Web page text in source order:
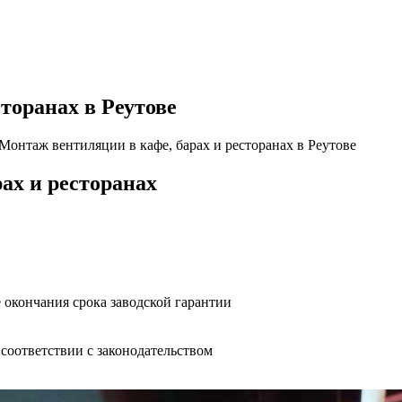
в Реутове
вентиляции в кафе, барах и ресторанах в Реутове
и ресторанах
срока заводской гарантии
с законодательством